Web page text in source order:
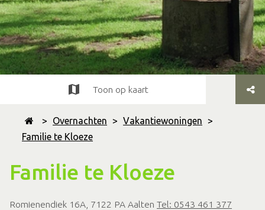
> Overnachten > Vakantiewoningen >
Familie te Kloeze
Familie te Kloeze
Romienendiek 16A, 7122 PA Aalten Tel: 0543 461 377
Toon op kaart